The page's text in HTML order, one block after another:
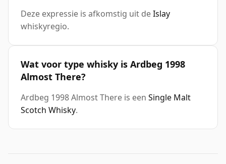
Deze expressie is afkomstig uit deIslay
whiskyregio.
Wat voor type whisky is Ardbeg 1998
Almost There?
Ardbeg 1998 Almost There is een Single Malt
Scotch Whisky.